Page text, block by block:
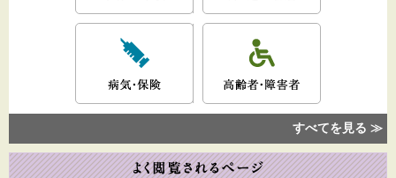
すべてを見る ≫